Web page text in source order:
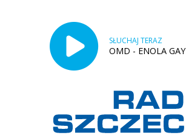
SŁUCHAJ TERAZ
OMD - ENOLA GAY